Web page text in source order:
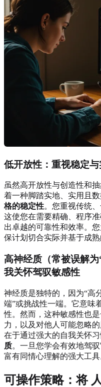
低开放性：重视稳定与
虽然高开放性与创造性和
着一种脚踏实地、实用且
格的稳定性。您重视传统
这使您在需要精确、程序
出卓越的可靠性和效率。
保计划切合实际并基于成熟
高神经质（常被误解
我关怀驾驭敏感性
神经质是独特的，因为“高
端”或挑战性一端。它意味
性。然而，这种敏感性也
力，以及对他人可能忽略
在于通过强大的自我关怀
质。一旦您学会有效地驾
富有同情心理解的强大工具
可操作策略：将